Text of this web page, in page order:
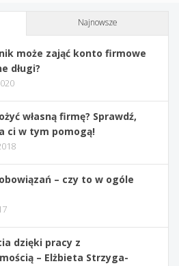
Najnowsze
może zająć konto firmowe
długi?
własną firmę? Sprawdź,
ci w tym pomogą!
– czy to w ogóle
dzięki pracy z
– Elżbieta Strzyga-